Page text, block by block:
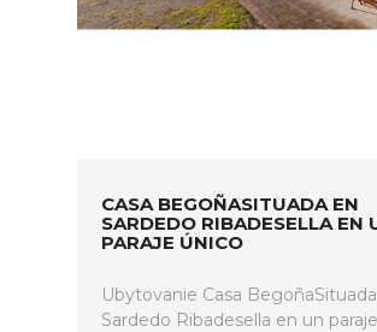
CASA BEGOÑASITUADA EN
SARDEDO RIBADESELLA EN
PARAJE ÚNICO
Ubytovanie Casa
Sardedo Ribadesella en un